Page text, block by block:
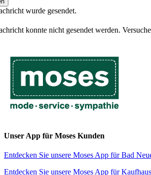
wurde gesendet.
konnte nicht gesendet werden.
Sliding
Bar
Area
Unser App für Moses Kunden
Entdecken Sie unsere Moses App für Bad
Entdecken Sie unsere Moses App für